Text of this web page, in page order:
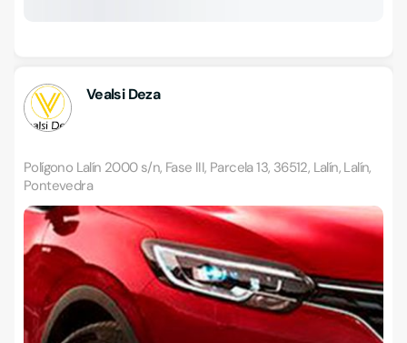
Vealsi Deza
Polígono Lalín 2000 s/n, Fase III, Parcela 13, 36512, Lalín, Lalín,
Pontevedra